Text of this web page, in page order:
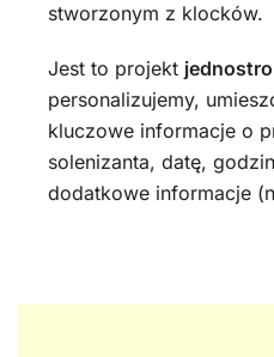
stworzonym z klocków.
Jest to projekt
personalizujemy,
kluczowe informacje o
solenizanta, datę,
dodatkowe informacje